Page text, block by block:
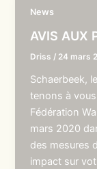
News
AVIS AUX
Driss / 24 mars
Schaerbeek,
tenons à
Fédération
mars 2020
des mesures
impact sur